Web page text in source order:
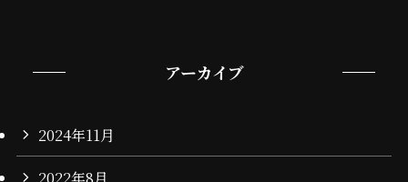
アーカイブ
2024年11月
2022年8月